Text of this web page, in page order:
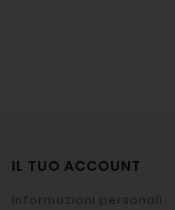
IL TUO ACCOUNT
Informazioni personali